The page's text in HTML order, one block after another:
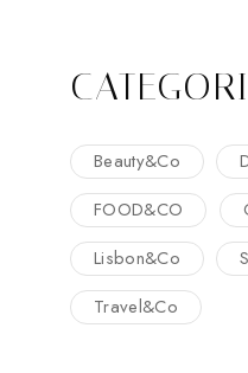
Beauty&Co
FOOD&CO
Lisbon&Co
Travel&Co